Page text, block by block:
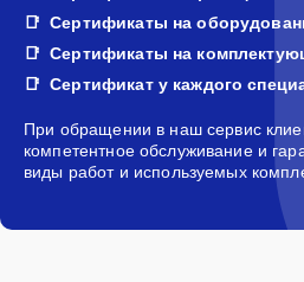
Сертификаты на
Сертификаты на
Сертификат у каждого
При обращении в наш сервис
компетентное обслуживание и
виды работ и используемых